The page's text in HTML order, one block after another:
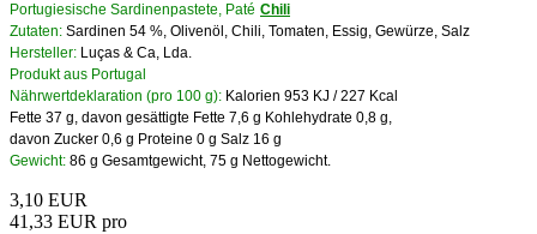
Portugiesische Sardinenpastete, Paté Chili
Zutaten: Sardinen 54 %, Olivenöl, Chili, Tomaten, Essig, Gewürze, Salz
Hersteller: Luças & Ca, Lda.
Produkt aus Portugal
Nährwertdeklaration (pro 100 g): Kalorien 953 KJ / 227 Kcal
Fette 37 g, davon gesättigte Fette 7,6 g Kohlehydrate 0,8 g,
davon Zucker 0,6 g Proteine 0 g Salz 16 g
Gewicht: 86 g Gesamtgewicht, 75 g Nettogewicht.
3,10 EUR
41,33 EUR pro